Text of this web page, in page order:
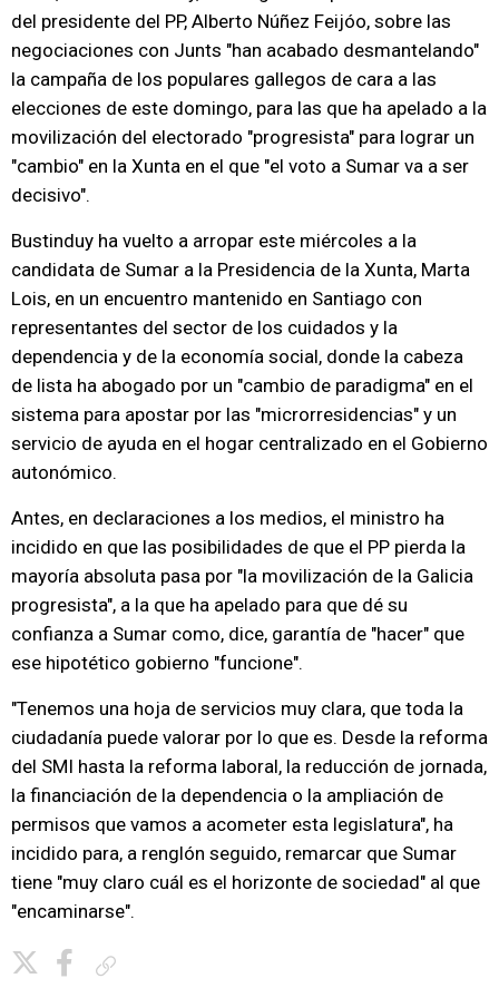
del presidente del PP, Alberto Núñez Feijóo, sobre las
negociaciones con Junts "han acabado desmantelando"
la campaña de los populares gallegos de cara a las
elecciones de este domingo, para las que ha apelado a la
movilización del electorado "progresista" para lograr un
"cambio" en la Xunta en el que "el voto a Sumar va a ser
decisivo".
Bustinduy ha vuelto a arropar este miércoles a la
candidata de Sumar a la Presidencia de la Xunta, Marta
Lois, en un encuentro mantenido en Santiago con
representantes del sector de los cuidados y la
dependencia y de la economía social, donde la cabeza
de lista ha abogado por un "cambio de paradigma" en el
sistema para apostar por las "microrresidencias" y un
servicio de ayuda en el hogar centralizado en el Gobierno
autonómico.
Antes, en declaraciones a los medios, el ministro ha
incidido en que las posibilidades de que el PP pierda la
mayoría absoluta pasa por "la movilización de la Galicia
progresista", a la que ha apelado para que dé su
confianza a Sumar como, dice, garantía de "hacer" que
ese hipotético gobierno "funcione".
"Tenemos una hoja de servicios muy clara, que toda la
ciudadanía puede valorar por lo que es. Desde la reforma
del SMI hasta la reforma laboral, la reducción de jornada,
la financiación de la dependencia o la ampliación de
permisos que vamos a acometer esta legislatura", ha
incidido para, a renglón seguido, remarcar que Sumar
tiene "muy claro cuál es el horizonte de sociedad" al que
"encaminarse".